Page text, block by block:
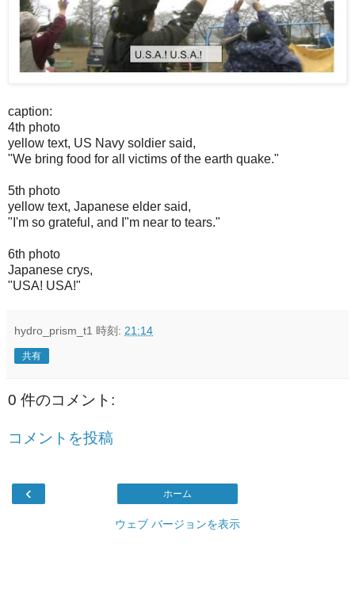
caption:
4th photo
yellow text, US Navy soldier said,
"We bring food for all victims of the earth quake."
5th photo
yellow text, Japanese elder said,
"I'm so grateful, and I"m near to tears."
6th photo
Japanese crys,
"USA! USA!"
hydro_prism_t1 時刻: 21:14
共有
0 件のコメント:
コメントを投稿
‹ ホーム
ウェブ バージョンを表示